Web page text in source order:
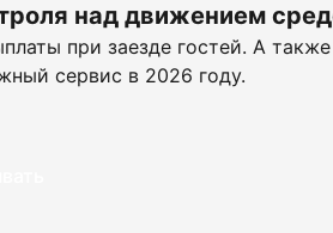
над движением
при заезде гостей. А также
сервис в 2026 году.